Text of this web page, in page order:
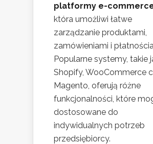
platformy e-
która umożliwi łatwe
zarządzanie produktami,
zamówieniami i
Popularne systemy, takie
Shopify, WooCommerce
Magento, oferują różne
funkcjonalności, które
dostosowane do
indywidualnych potrzeb
przedsiębiorcy.